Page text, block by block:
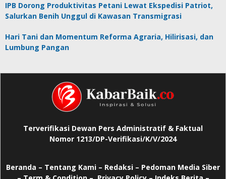
IPB Dorong Produktivitas Petani Lewat Ekspedisi Patriot,
Salurkan Benih Unggul di Kawasan Transmigrasi
Hari Tani dan Momentum Reforma Agraria, Hilirisasi, dan
Lumbung Pangan
Terverifikasi Dewan Pers Administratif & Faktual
Nomor 1213/DP-Verifikasi/K/V/2024
Beranda – Tentang Kami – Redaksi – Pedoman Media Siber